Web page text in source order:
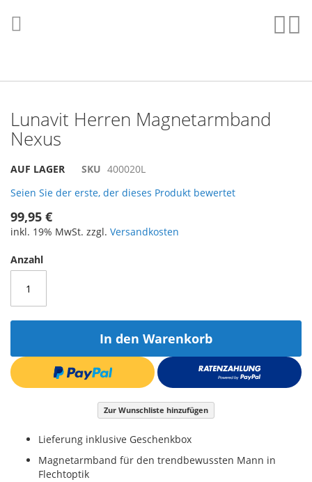
zum
Inhalt
Lunavit Herren Magnetarmband
Nexus
AUF LAGER SKU 400020L
Seien Sie der erste, der dieses Produkt bewertet
99,95 €
inkl. 19% MwSt. zzgl. Versandkosten
Anzahl
In den Warenkorb
Zur Wunschliste hinzufügen
Lieferung inklusive Geschenkbox
Magnetarmband für den trendbewussten Mann in
Flechtoptik
Skip
the
end
of
the
gallery
Skip
the
beginning
of
the
gallery